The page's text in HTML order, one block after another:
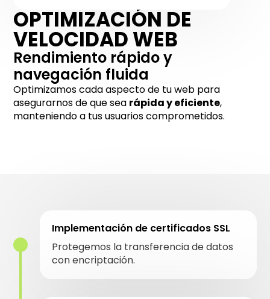
OPTIMIZACIÓN DE
VELOCIDAD WEB
Rendimiento rápido y
navegación fluida
Optimizamos cada aspecto de tu web para
asegurarnos de que sea rápida y eficiente,
manteniendo a tus usuarios comprometidos.
Implementación de certificados SSL
Protegemos la transferencia de datos
con encriptación.